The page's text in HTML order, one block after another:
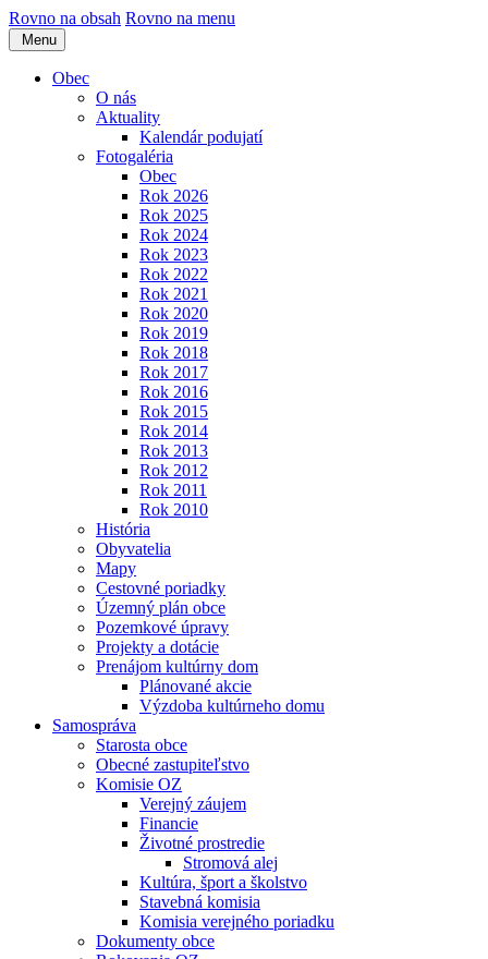
Rovno na obsah Rovno na menu
Menu
Obec
O nás
Aktuality
Kalendár podujatí
Fotogaléria
Obec
Rok 2026
Rok 2025
Rok 2024
Rok 2023
Rok 2022
Rok 2021
Rok 2020
Rok 2019
Rok 2018
Rok 2017
Rok 2016
Rok 2015
Rok 2014
Rok 2013
Rok 2012
Rok 2011
Rok 2010
História
Obyvatelia
Mapy
Cestovné poriadky
Územný plán obce
Pozemkové úpravy
Projekty a dotácie
Prenájom kultúrny dom
Plánované akcie
Výzdoba kultúrneho domu
Samospráva
Starosta obce
Obecné zastupiteľstvo
Komisie OZ
Verejný záujem
Financie
Životné prostredie
Stromová alej
Kultúra, šport a školstvo
Stavebná komisia
Komisia verejného poriadku
Dokumenty obce